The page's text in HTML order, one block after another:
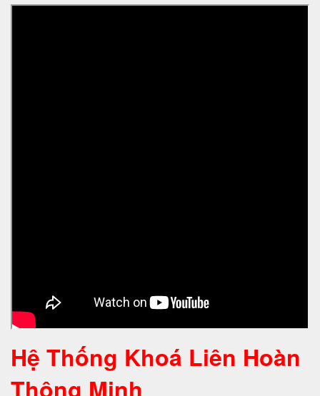
Hệ Thống Khoá Liên Hoàn
Thông Minh